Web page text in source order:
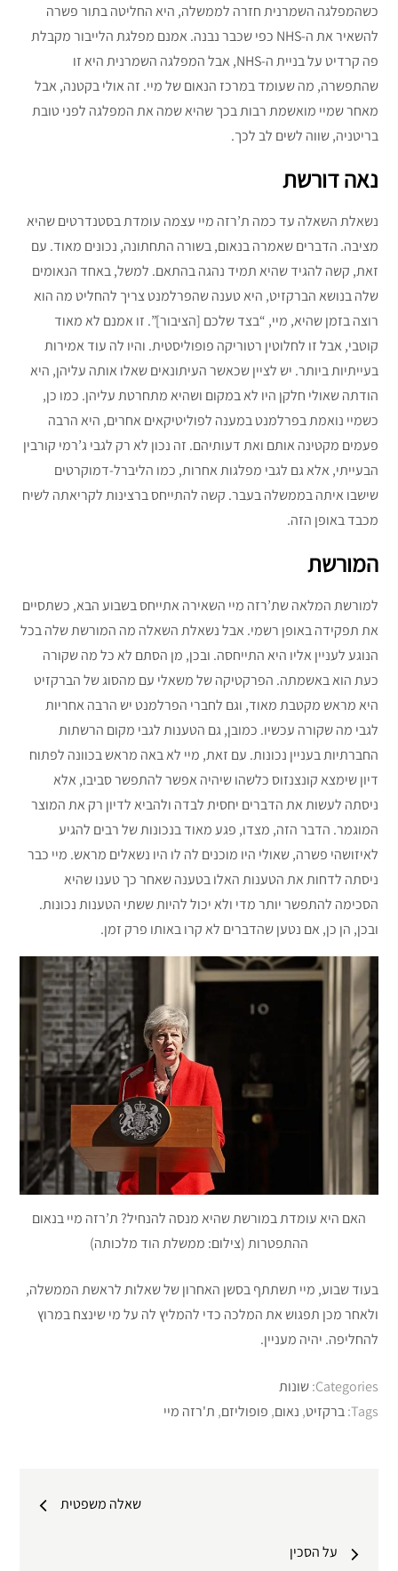
כשהמפלגה השמרנית חזרה לממשלה, היא החליטה בתור פשרה
להשאיר את ה-NHS כפי שכבר נבנה. אמנם מפלגת הלייבור מקבלת
פה קרדיט על בניית ה-NHS, אבל המפלגה השמרנית היא זו
שהתפשרה, מה שעומד במרכז הנאום של מיי. זה אולי בקטנה, אבל
מאחר שמיי מואשמת רבות בכך שהיא שמה את המפלגה לפני טובת
בריטניה, שווה לשים לב לכך.
נאה דורשת
נשאלת השאלה עד כמה ת’רזה מיי עצמה עומדת בסטנדרטים שהיא
מציבה. הדברים שאמרה בנאום, בשורה התחתונה, נכונים מאוד. עם
זאת, קשה להגיד שהיא תמיד נהגה בהתאם. למשל, באחד הנאומים
שלה בנושא הברקזיט, היא טענה שהפרלמנט צריך להחליט מה הוא
רוצה בזמן שהיא, מיי, “בצד שלכם [הציבור]”. זו אמנם לא מאוד
קוטבי, אבל זו לחלוטין רטוריקה פופוליסטית. והיו לה עוד אמירות
בעייתיות ביותר. יש לציין שכאשר העיתונאים שאלו אותה עליהן, היא
הודתה שאולי חלקן היו לא במקום ושהיא מתחרטת עליהן. כמו כן,
כשמיי נואמת בפרלמנט במענה לפוליטיקאים אחרים, היא הרבה
פעמים מקטינה אותם ואת דעותיהם. זה נכון לא רק לגבי ג’רמי קורבין
הבעייתי, אלא גם לגבי מפלגות אחרות, כמו הליברל-דמוקרטים
שישבו איתה בממשלה בעבר. קשה להתייחס ברצינות לקריאתה לשיח
מכבד באופן הזה.
המורשת
למורשת המלאה שת’רזה מיי השאירה אתייחס בשבוע הבא, כשתסיים
את תפקידה באופן רשמי. אבל נשאלת השאלה מה המורשת שלה בכל
הנוגע לעניין אליו היא התייחסה. ובכן, מן הסתם לא כל מה שקורה
כעת הוא באשמתה. הפרקטיקה של משאלי עם מהסוג של הברקזיט
היא מראש מקטבת מאוד, וגם לחברי הפרלמנט יש הרבה אחריות
לגבי מה שקורה עכשיו. כמובן, גם הטענות לגבי מקום הרשתות
החברתיות בעניין נכונות. עם זאת, מיי לא באה מראש בכוונה לפתוח
דיון שימצא קונצנזוס כלשהו שיהיה אפשר להתפשר סביבו, אלא
ניסתה לעשות את הדברים יחסית לבדה ולהביא לדיון רק את המוצר
המוגמר. הדבר הזה, מצדו, פגע מאוד בנכונות של רבים להגיע
לאיזושהי פשרה, שאולי היו מוכנים לה לו היו נשאלים מראש. מיי כבר
ניסתה לדחות את הטענות האלו בטענה שאחר כך טענו שהיא
הסכימה להתפשר יותר מדי ולא יכול להיות ששתי הטענות נכונות.
ובכן, הן כן, אם נטען שהדברים לא קרו באותו פרק זמן.
האם היא עומדת במורשת שהיא מנסה להנחיל? ת’רזה מיי בנאום
ההתפטרות (צילום: ממשלת הוד מלכותה)
בעוד שבוע, מיי תשתתף בסשן האחרון של שאלות לראשת הממשלה,
ולאחר מכן תפגוש את המלכה כדי להמליץ לה על מי שינצח במרוץ
להחליפה. יהיה מעניין.
Categories: שונות
Tags: ברקזיט, נאום, פופוליזם, ת'רזה מיי
שאלה משפטית
על הסכין